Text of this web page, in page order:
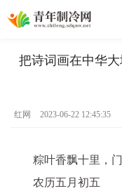
把诗词画在中华
红网 2023-06-22 12:45:35
粽叶香飘十里，
农历五月初五